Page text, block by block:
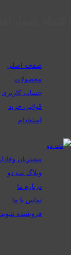
صفحه اصلی
محصولات
حساب کاربری
قوانین خرید
استخدام
مشتریان وفادار
وبلاگ نت دو
درباره ما
تماس با ما
فروشنده شوید